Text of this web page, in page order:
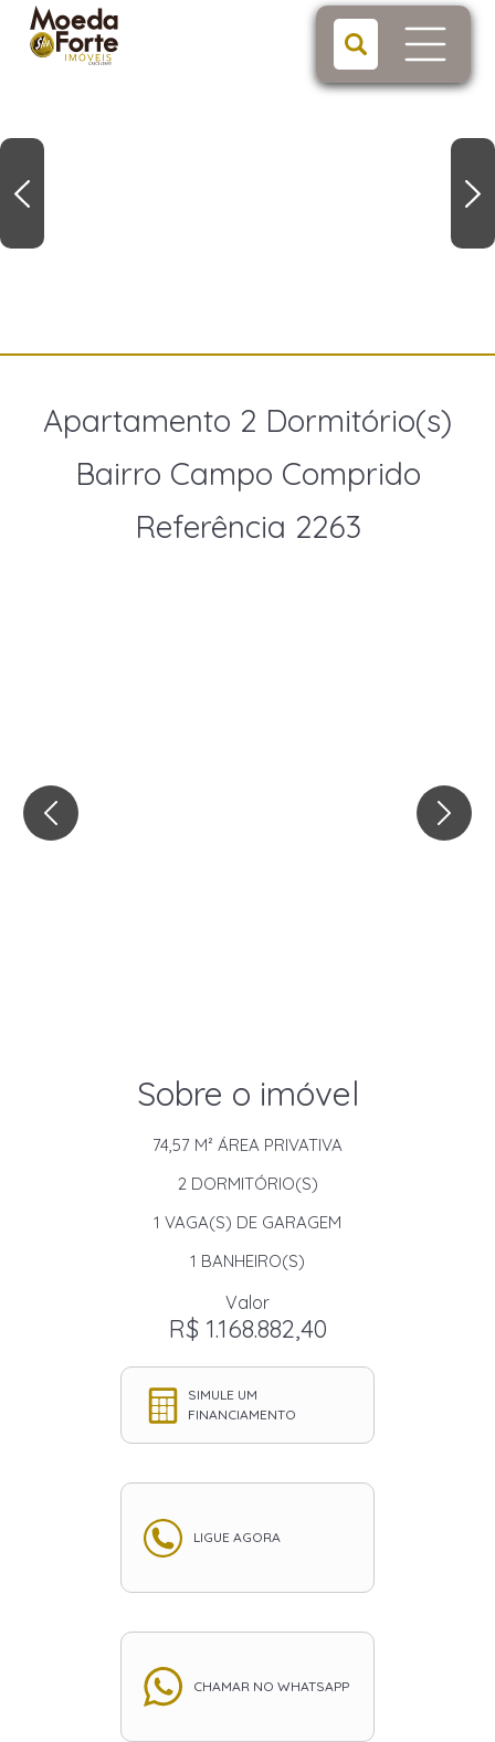
Apartamento 2 Dormitório(s)
Bairro Campo Comprido
Referência 2263
Sobre o imóvel
74,57 M² ÁREA PRIVATIVA
2DORMITÓRIO(S)
1 VAGA(S) DE GARAGEM
1 BANHEIRO(S)
Valor
R$ 1.168.882,40
SIMULE UM
FINANCIAMENTO
LIGUE AGORA
CHAMAR NO WHATSAPP